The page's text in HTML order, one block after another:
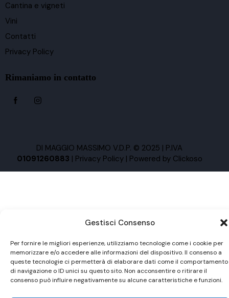
Gestisci Consenso
Per fornire le migliori esperienze, utilizziamo tecnologie come i cookie per
memorizzare e/o accedere alle informazioni del dispositivo. Il consenso a
queste tecnologie ci permetterà di elaborare dati come il comportamento
di navigazione o ID unici su questo sito. Non acconsentire o ritirare il
consenso può influire negativamente su alcune caratteristiche e funzioni.
Cantina e vigneti
Vini
Contatti
Privacy Policy
Rimaniamo in contatto
DI MAGGIO MASSIMO V.D.P. © 2025 | P.IVA
01091260883 | Privacy Policy| Powered by Clickoso